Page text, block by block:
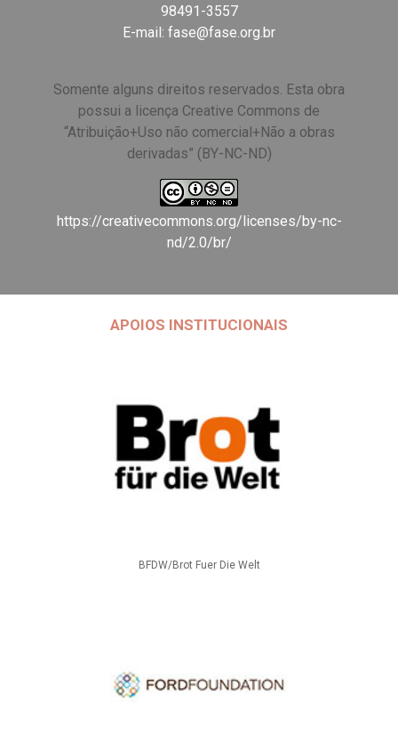
98491-3557
E-mail: fase@fase.org.br
Somente alguns direitos reservados. Esta obra
possui a licença Creative Commons de
“Atribuição+Uso não comercial+Não a obras
derivadas” (BY-NC-ND)
https://creativecommons.org/licenses/by-nc-
nd/2.0/br/
APOIOS INSTITUCIONAIS
BFDW/Brot Fuer Die Welt